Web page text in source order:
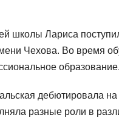
школы Лариса
Чехова. Во время
образование.
дебютировала
разные роли в